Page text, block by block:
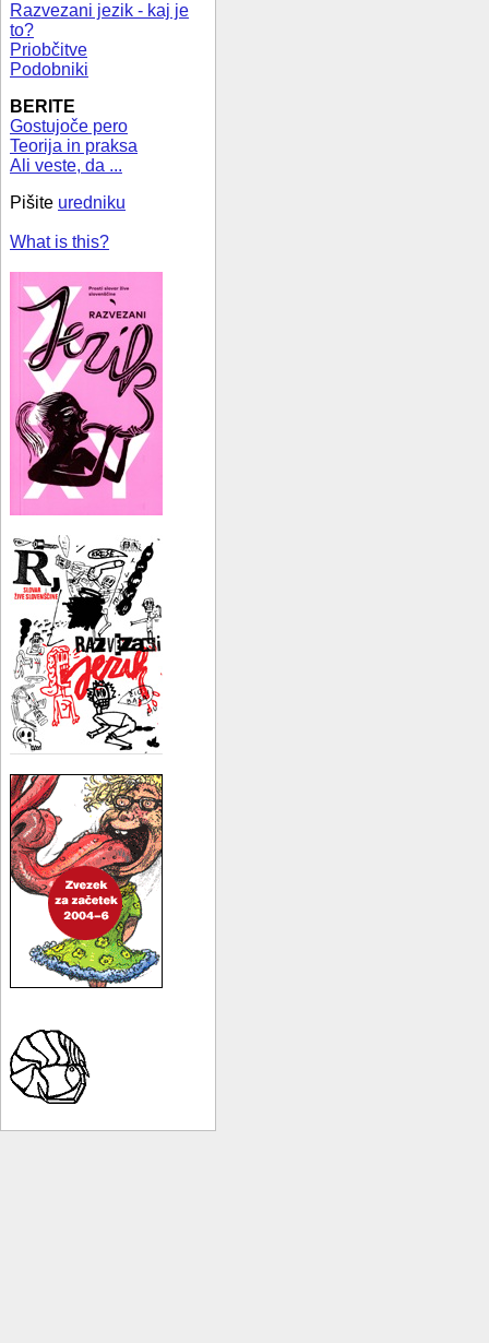
Razvezani jezik - kaj je
to?
Priobčitve
Podobniki
BERITE
Gostujoče pero
Teorija in praksa
Ali veste, da ...
Pišite uredniku
What is this?